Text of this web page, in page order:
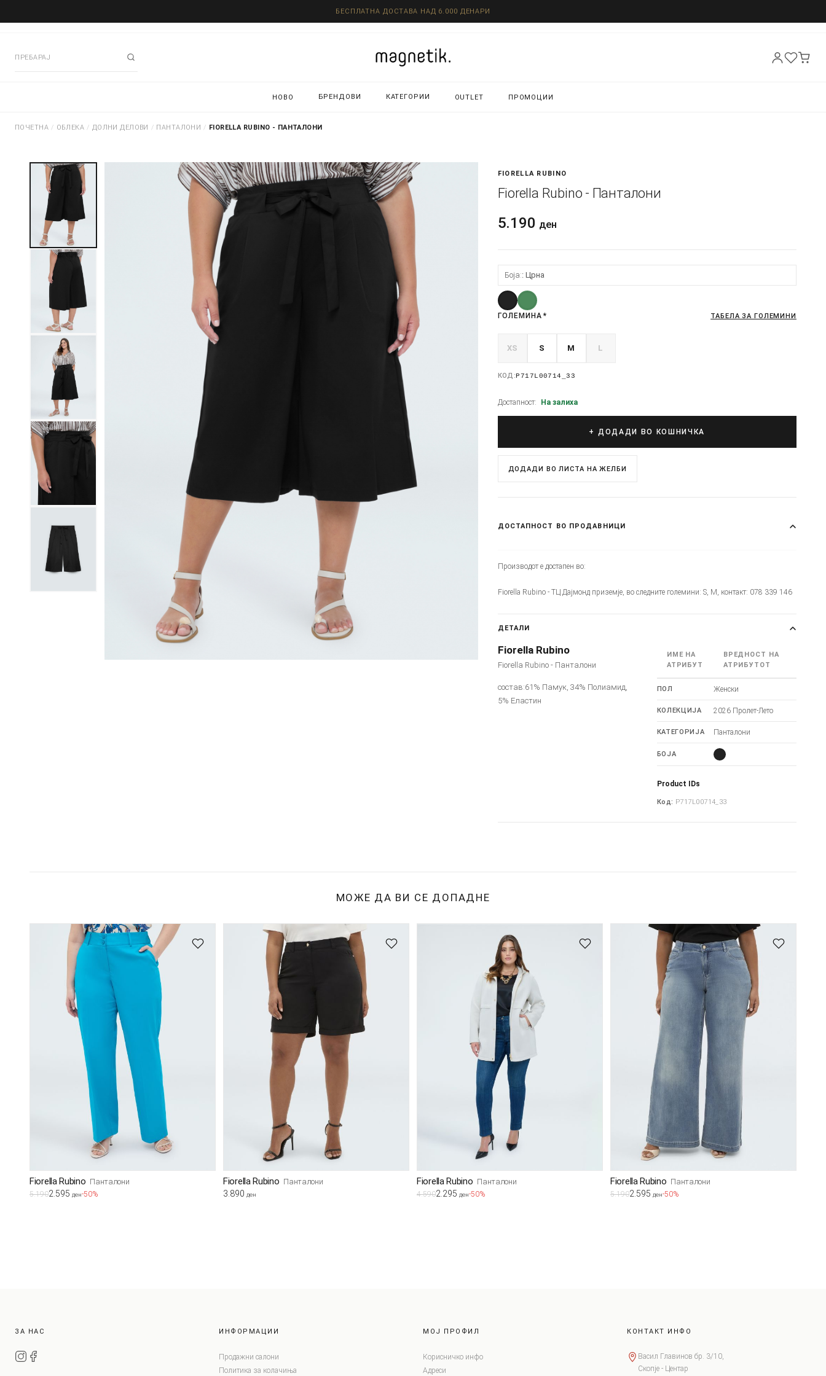
БЕСПЛАТНА ДОСТАВА НАД 6.000 ДЕНАРИ
НОВО БРЕНДОВИ КАТЕГОРИИ OUTLET ПРОМОЦИИ
ПОЧЕТНА / ОБЛЕКА / ДОЛНИ ДЕЛОВИ / ПАНТАЛОНИ / FIORELLA RUBINO - ПАНТАЛОНИ
FIORELLA RUBINO
Fiorella Rubino - Панталони
5.190 ден
Боја: Црна
ГОЛЕМИНА * ТАБЕЛА ЗА ГОЛЕМИНИ
XS S M L
КОД:P717L00714_33
Достапност: На залиха
+ ДОДАДИ ВО КОШНИЧКА
ДОДАДИ ВО ЛИСТА НА ЖЕЛБИ
ДОСТАПНОСТ ВО ПРОДАВНИЦИ
Производот е достапен во:
Fiorella Rubino - ТЦ Дајмонд приземје, во следните големини: S, M, контакт: 078 339 146
ДЕТАЛИ
Fiorella Rubino
Fiorella Rubino - Панталони
состав:61% Памук, 34% Полиамид,
5% Еластин
ИМЕ НА
АТРИБУТ
ВРЕДНОСТ НА
АТРИБУТОТ
ПОЛ Женски
КОЛЕКЦИЈА 2026 Пролет-Лето
КАТЕГОРИЈА Панталони
БОЈА
Product IDs
Код: P717L00714_33
МОЖЕ ДА ВИ СЕ ДОПАДНЕ
Fiorella Rubino Панталони
5.1902.595 ден-50%
Fiorella Rubino Панталони
3.890 ден
Fiorella Rubino Панталони
4.5902.295 ден-50%
Fiorella Rubino Панталони
5.1902.595 ден-50%
ЗА НАС ИНФОРМАЦИИ
Продажни салони
Политика за колачиња
МОЈ ПРОФИЛ
Корисничко инфо
Адреси
КОНТАКТ ИНФО
Васил Главинов бр. 3/10,
Скопје - Центар